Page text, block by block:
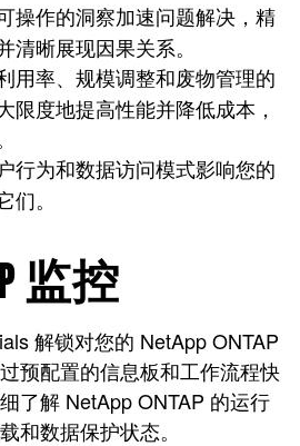
操作的洞察加速问题解决，精
清晰展现因果关系。
用率、规模调整和废物管理的
限度地提高性能并降低成本，
行为和数据访问模式影响您的
。
监控
解锁对您的 NetApp ONTAP
预配置的信息板和工作流程快
了解 NetApp ONTAP 的运行
和数据保护状态。